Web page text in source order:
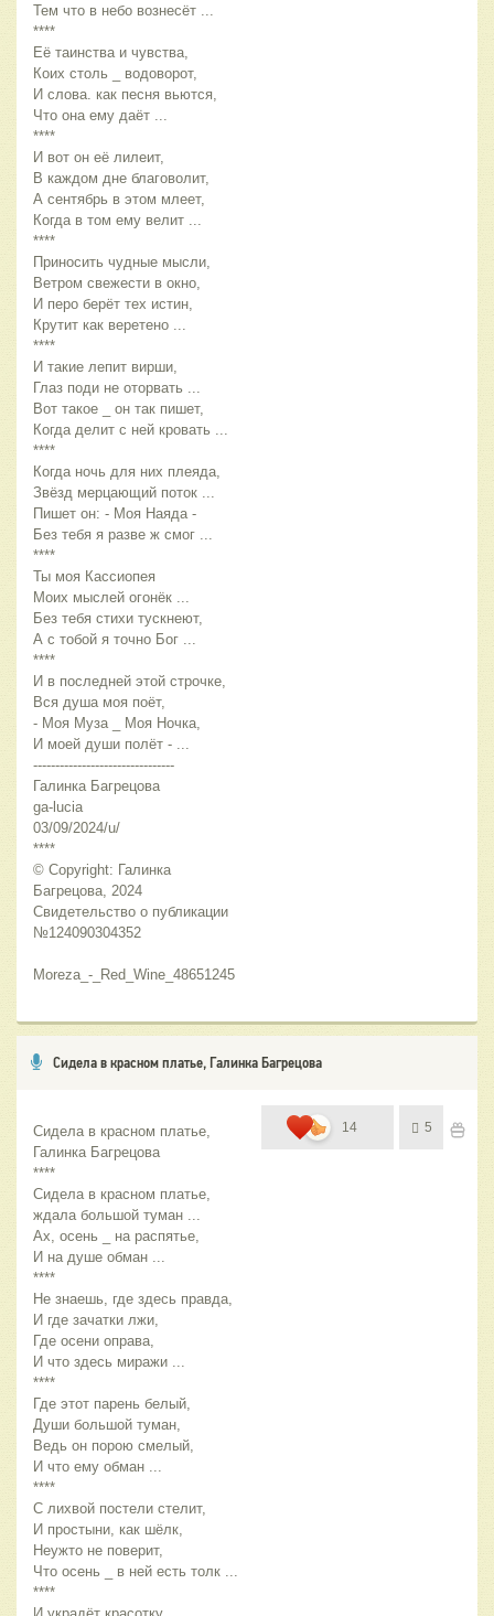
Тем что в небо вознесёт ...
****
Её таинства и чувства,
Коих столь _ водоворот,
И слова. как песня вьются,
Что она ему даёт ...
****
И вот он её лилеит,
В каждом дне благоволит,
А сентябрь в этом млеет,
Когда в том ему велит ...
****
Приносить чудные мысли,
Ветром свежести в окно,
И перо берёт тех истин,
Крутит как веретено ...
****
И такие лепит вирши,
Глаз поди не оторвать ...
Вот такое _ он так пишет,
Когда делит с ней кровать ...
****
Когда ночь для них плеяда,
Звёзд мерцающий поток ...
Пишет он: - Моя Наяда -
Без тебя я разве ж смог ...
****
Ты моя Кассиопея
Моих мыслей огонёк ...
Без тебя стихи тускнеют,
А с тобой я точно Бог ...
****
И в последней этой строчке,
Вся душа моя поёт,
- Моя Муза _ Моя Ночка,
И моей души полёт - ...
--------------------------------
Галинка Багрецова
ga-lucia
03/09/2024/u/
****
© Copyright: Галинка
Багрецова, 2024
Свидетельство о публикации
№124090304352
Moreza_-_Red_Wine_48651245
Сидела в красном платье, Галинка Багрецова
Сидела в красном платье,
Галинка Багрецова
****
Сидела в красном платье,
ждала большой туман ...
Ах, осень _ на распятье,
И на душе обман ...
****
Не знаешь, где здесь правда,
И где зачатки лжи,
Где осени оправа,
И что здесь миражи ...
****
Где этот парень белый,
Души большой туман,
Ведь он порою смелый,
И что ему обман ...
****
С лихвой постели стелит,
И простыни, как шёлк,
Неужто не поверит,
Что осень _ в ней есть толк ...
****
14 5